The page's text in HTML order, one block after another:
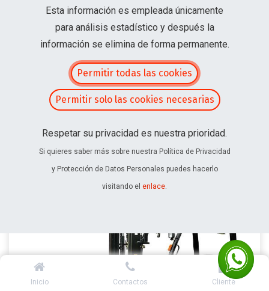
productos.
Contáctanos
Maquinaria
Industria y Transporte Pesado
Inicio Contactos Cliente
Esta información es empleada únicamente
para análisis estadístico y después la
información se elimina de forma permanente.
Permitir todas las cookies
Permitir solo las cookies necesarias
Respetar su privacidad es nuestra prioridad.
Si quieres saber más sobre nuestra Política de Privacidad
y Protección de Datos Personales puedes hacerlo
visitando el enlace